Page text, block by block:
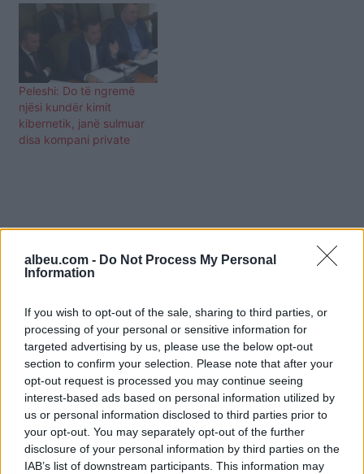
albeu.com - Do Not Process My Personal
Information
If you wish to opt-out of the sale, sharing to third parties, or
processing of your personal or sensitive information for
targeted advertising by us, please use the below opt-out
section to confirm your selection. Please note that after your
opt-out request is processed you may continue seeing
interest-based ads based on personal information utilized by
us or personal information disclosed to third parties prior to
your opt-out. You may separately opt-out of the further
disclosure of your personal information by third parties on the
IAB’s list of downstream participants. This information may
Peleshi: Do të ngremë
njësi kundër kimit
kibernetik, janë sulmuar
disa kompani private
Shtuarmë3.03.2022 08:01
Tags:
kompani shqiptare , krim kibernetik ,
Ukraina